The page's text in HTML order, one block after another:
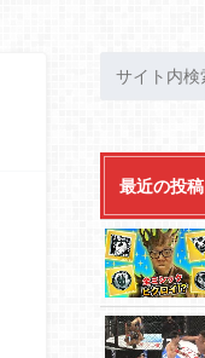
最近の投稿